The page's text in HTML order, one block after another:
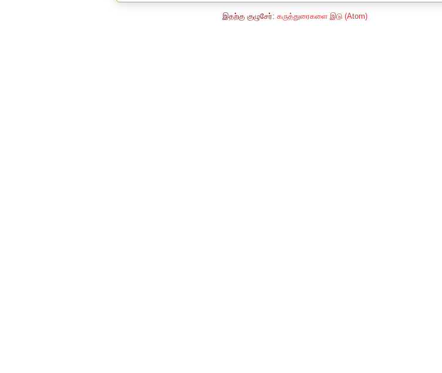
இதற்கு குழுசேர்: கருத்துரைகளை இடு (Atom)